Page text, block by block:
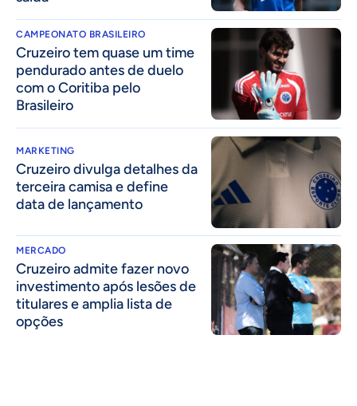
CAMPEONATO BRASILEIRO
Cruzeiro tem quase um time
pendurado antes de duelo
com o Coritiba pelo
Brasileiro
MARKETING
Cruzeiro divulga detalhes da
terceira camisa e define
data de lançamento
MERCADO
Cruzeiro admite fazer novo
investimento após lesões de
titulares e amplia lista de
opções